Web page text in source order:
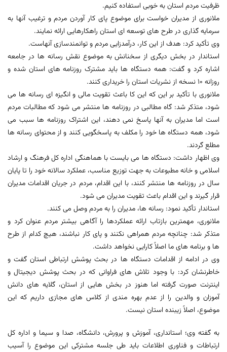
ظرفیت مردم استان به خوبی استفاده کنیم.
ملانوری از مدیران خواست برای موضوع پای کار آوردن مردم و ترغیب آنها به
سرمایه گذاری در طرح های توسعه ای استان راهکارهایی ارائه نمایند.
وی تأکید کرد: هدف از این کار، درآمدزایی مردم و توانمندسازی آنهاست.
استاندار در بخش دیگری از سخنانش به موضوع نقش رسانه ها در جامعه
اشاره کرد و گفت: همه دستگاه ها باید مشترک روزنامه های استان شده و
روزانه 10 نسخه از نشریات استان را خریداری کنند.
ملانوری با تأکید بر این که این کا باعث تقویت مالی و انگیزه ای رسانه ها می
شود، متذکر شد: گاه مطالبی در روزنامه ها منتشر می شود که مطالبات مردم
است اما مدیران به آنها پاسخ نمی دهند، این اشتراک روزنامه ها سبب می
شود، همه دستگاه ها خود را مکلف به پاسخگویی کنند و از محتوای رسانه ها
مطلع گردند.
وی اظهار داشت: دستگاه ها می بایست با هماهنگی اداره کل فرهنگ و ارشاد
اسلامی و خانه مطبوعات به جهت توزیع مناسب، عملکرد سالانه خود را تا پایان
سال در روزنامه ها منتشر کنند، با این اقدام، مردم در جریان اقدامات مدیران
قرار گیرند و این اقدام باعث تقویت مدیران می شود.
استاندار تأکید نمود: رسانه ها، مدیران را به مردم وصل می کنند.
ملانوری، مهمترین بازتاب ارائه عملکردها را آگاهی بیشتر مردم عنوان کرد و
متذکر شد: چنانچه مردم همراهی نکنند و پای کار نباشند، هیچ کدام از طرح
ها و برنامه های ما اصلاً کارایی نخواهد داشت.
وی در ادامه از اقدامات دستگاه ها در بحث پوشش ارتباطی استان گفت و
خاطرنشان کرد: با وجود تلاش های فراوانی که در بحث پوشش دیجیتال و
اینترنت صورت گرفته اما هنوز در بخش هایی از استان، گلایه های دانش
آموزان و والدین را از عدم بهره مندی از کلاس های مجازی داریم که این
موضوع، اصلاً زیبنده استان نیست.
به گفته وی؛ استانداری، آموزش و پرورش، دانشگاه، صدا و سیما و اداره کل
ارتباطات و فناوری اطلاعات باید طی جلسه مشترکی این موضوع را آسیب